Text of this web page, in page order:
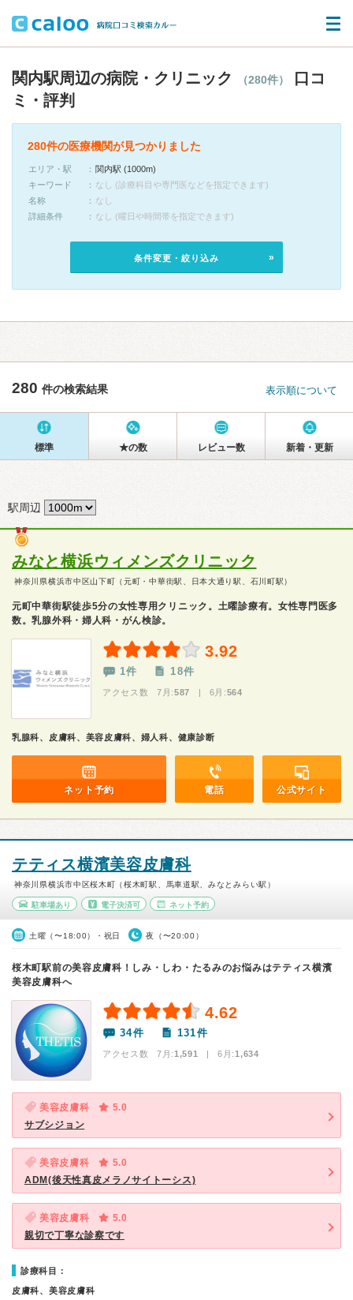
関内駅周辺の病院・クリニック （280件）
口コ
ミ・評判
280件の医療機関が見つかりました
エリア・駅
関内駅 (1000m)
キーワード
なし (診療科目や専門医などを指定できます)
名称
なし
詳細条件
なし (曜日や時間帯を指定できます)
条件変更・絞り込み
280 件の検索結果 表示順について
標準 ★の数 レビュー数 新着・更新
駅周辺
みなと横浜ウィメンズクリニック
神奈川県横浜市中区山下町（元町・中華街駅、日本大通り駅、石川町駅）
元町中華街駅徒歩5分の女性専用クリニック。土曜診療有。女性専門医多
数。乳腺外科・婦人科・がん検診。
3.92
1件 18件
アクセス数 7月:587 | 6月:564
乳腺科、皮膚科、美容皮膚科、婦人科、健康診断
ネット予約 電話 公式サイト
テティス横濱美容皮膚科
神奈川県横浜市中区桜木町（桜木町駅、馬車道駅、みなとみらい駅）
駐車場あり 電子決済可 ネット予約
土曜（〜18:00）・祝日 夜（〜20:00）
桜木町駅前の美容皮膚科！しみ・しわ・たるみのお悩みはテティス横濱
美容皮膚科へ
4.62
34件 131件
アクセス数 7月:1,591 | 6月:1,634
美容皮膚科
5.0
サブシジョン
美容皮膚科
5.0
ADM(後天性真皮メラノサイトーシス)
美容皮膚科
5.0
親切で丁寧な診察です
診療科目：
皮膚科、美容皮膚科